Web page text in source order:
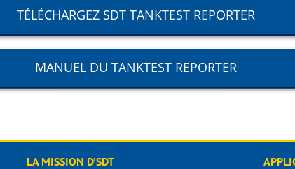
TÉLÉCHARGEZ SDT TANKTEST REPORTER
MANUEL DU TANKTEST REPORTER
LA MISSION D’SDT